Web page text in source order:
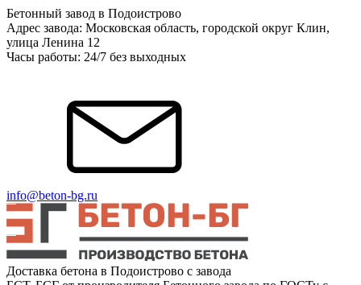
Бетонный завод в Подоистрово
Адрес завода: Московская область, городской округ Клин,
улица Ленина 12
Часы работы: 24/7 без выходных
info@beton-bg.ru
Доставка бетона в Подоистрово с завода